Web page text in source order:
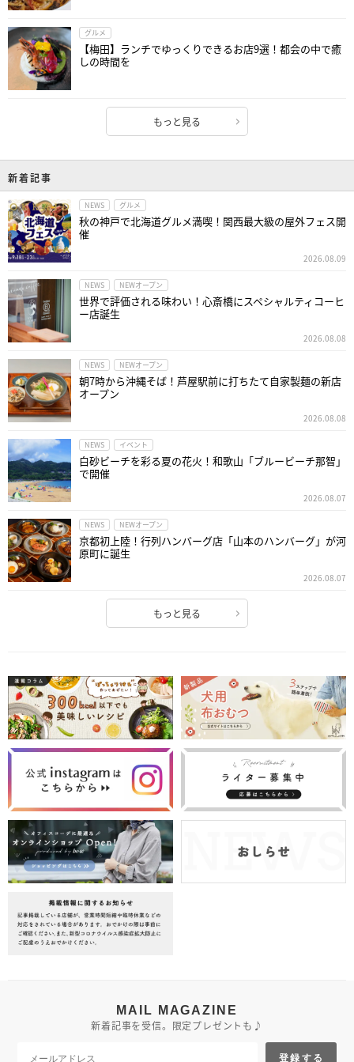
グルメ
【梅田】ランチでゆっくりできるお店9選！都会の中で癒
しの時間を
もっと見る
新着記事
NEWS グルメ
秋の神戸で北海道グルメ満喫！関西最大級の屋外フェス開
催
2026.08.09
NEWS NEWオープン
世界で評価される味わい！心斎橋にスペシャルティコーヒ
ー店誕生
2026.08.08
NEWS NEWオープン
朝7時から沖縄そば！芦屋駅前に打ちたて自家製麺の新店
オープン
2026.08.08
NEWS イベント
白砂ビーチを彩る夏の花火！和歌山「ブルービーチ那智」
で開催
2026.08.07
NEWS NEWオープン
京都初上陸！行列ハンバーグ店「山本のハンバーグ」が河
原町に誕生
2026.08.07
もっと見る
MAIL MAGAZINE
新着記事を受信。限定プレゼントも♪
登録する